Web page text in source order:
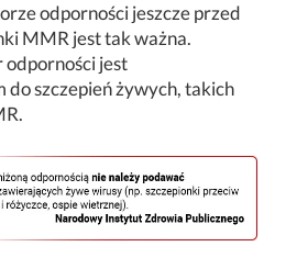
odporności jeszcze przed
MMR jest tak ważna.
jest
do szczepień żywych, takich